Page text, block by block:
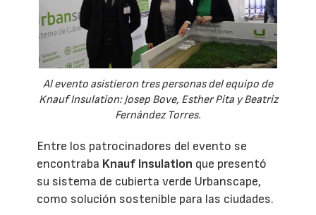
Al evento asistieron tres personas del equipo de
Knauf Insulation: Josep Bove, Esther Pita y Beatriz
Fernández Torres.
Entre los patrocinadores del evento se
encontraba Knauf Insulation que presentó
su sistema de cubierta verde Urbanscape,
como solución sostenible para las ciudades.